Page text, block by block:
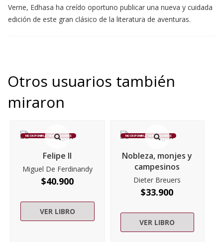
Verne, Edhasa ha creído oportuno publicar una nueva y cuidada
edición de este gran clásico de la literatura de aventuras.
Otros usuarios también
miraron
NO DISPONIBLE TEMPORALMENTE
Felipe II
Miguel De Ferdinandy
$40.900
VER LIBRO
NO DISPONIBLE TEMPORALMENTE
Nobleza, monjes y
campesinos
Dieter Breuers
$33.900
VER LIBRO